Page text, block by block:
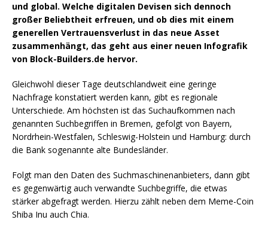
und global. Welche digitalen Devisen sich dennoch
großer Beliebtheit erfreuen, und ob dies mit einem
generellen Vertrauensverlust in das neue Asset
zusammenhängt, das geht aus einer neuen Infografik
von Block-Builders.de hervor.
Gleichwohl dieser Tage deutschlandweit eine geringe
Nachfrage konstatiert werden kann, gibt es regionale
Unterschiede. Am höchsten ist das Suchaufkommen nach
genannten Suchbegriffen in Bremen, gefolgt von Bayern,
Nordrhein-Westfalen, Schleswig-Holstein und Hamburg: durch
die Bank sogenannte alte Bundesländer.
Folgt man den Daten des Suchmaschinenanbieters, dann gibt
es gegenwärtig auch verwandte Suchbegriffe, die etwas
stärker abgefragt werden. Hierzu zählt neben dem Meme-Coin
Shiba Inu auch Chia.